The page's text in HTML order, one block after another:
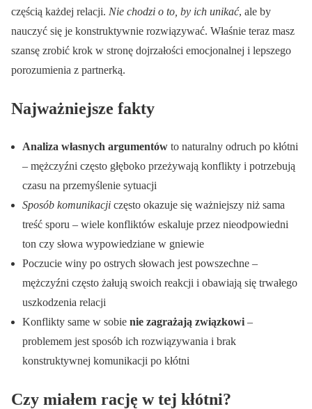
częścią każdej relacji. Nie chodzi o to, by ich unikać, ale by
nauczyć się je konstruktywnie rozwiązywać. Właśnie teraz masz
szansę zrobić krok w stronę dojrzałości emocjonalnej i lepszego
porozumienia z partnerką.
Najważniejsze fakty
Analiza własnych argumentów to naturalny odruch po kłótni
– mężczyźni często głęboko przeżywają konflikty i potrzebują
czasu na przemyślenie sytuacji
Sposób komunikacji często okazuje się ważniejszy niż sama
treść sporu – wiele konfliktów eskaluje przez nieodpowiedni
ton czy słowa wypowiedziane w gniewie
Poczucie winy po ostrych słowach jest powszechne –
mężczyźni często żałują swoich reakcji i obawiają się trwałego
uszkodzenia relacji
Konflikty same w sobie nie zagrażają związkowi –
problemem jest sposób ich rozwiązywania i brak
konstruktywnej komunikacji po kłótni
Czy miałem rację w tej kłótni?